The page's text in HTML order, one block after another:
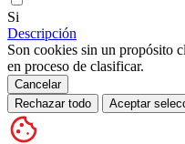
Si
Descripción
Son cookies sin un propósito
en proceso de clasificar.
Cancelar
Rechazar todo
Aceptar